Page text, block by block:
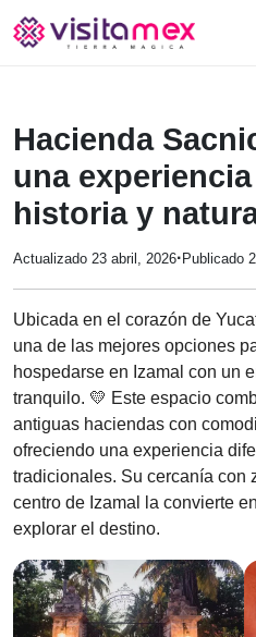
Hacienda
una
historia y
Actualizado 23 abril, 2026·Publicado
Ubicada en el corazón de
una de las mejores opciones
hospedarse en Izamal con un
tranquilo. 💛 Este espacio
antiguas haciendas con
ofreciendo una experiencia
tradicionales. Su cercanía con
centro de Izamal la convierte
explorar el destino.